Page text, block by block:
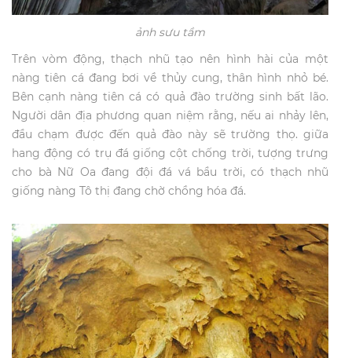
ảnh sưu tầm
Trên vòm động, thạch nhũ tạo nên hình hài của một
nàng tiên cá đang bơi về thủy cung, thân hình nhỏ bé.
Bên cạnh nàng tiên cá có quả đào trường sinh bất lão.
Người dân địa phương quan niệm rằng, nếu ai nhảy lên,
đầu chạm được đến quả đào này sẽ trường thọ. giữa
hang động có trụ đá giống cột chống trời, tượng trưng
cho bà Nữ Oa đang đội đá vá bầu trời, có thạch nhũ
giống nàng Tô thị đang chờ chồng hóa đá.